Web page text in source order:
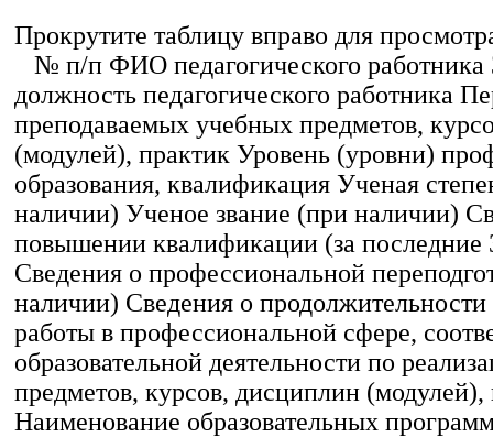
Прокрутите таблицу вправо для
№ п/п ФИО педагогического работника
должность педагогического работника
преподаваемых учебных предметов,
(модулей), практик Уровень (уровни)
образования, квалификация Ученая
наличии) Ученое звание (при наличии)
повышении квалификации (за последние
Сведения о профессиональной
наличии) Сведения о
работы в профессиональной сфере,
образовательной деятельности по
предметов, курсов, дисциплин (модулей),
Наименование образовательных